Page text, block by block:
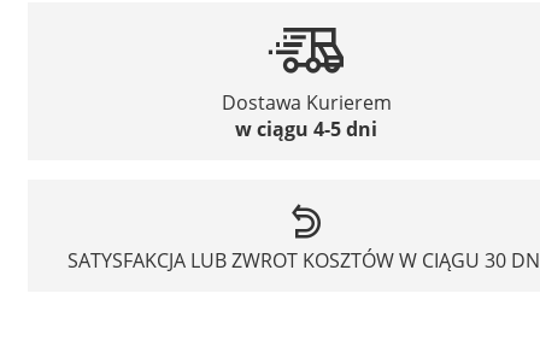
Dostawa Kurierem
w ciągu 4-5 dni
SATYSFAKCJA LUB ZWROT KOSZTÓW W CIĄGU 30